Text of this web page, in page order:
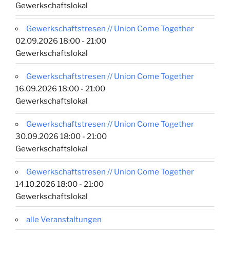
Gewerkschaftslokal
Gewerkschaftstresen // Union Come Together
02.09.2026 18:00 - 21:00
Gewerkschaftslokal
Gewerkschaftstresen // Union Come Together
16.09.2026 18:00 - 21:00
Gewerkschaftslokal
Gewerkschaftstresen // Union Come Together
30.09.2026 18:00 - 21:00
Gewerkschaftslokal
Gewerkschaftstresen // Union Come Together
14.10.2026 18:00 - 21:00
Gewerkschaftslokal
alle Veranstaltungen